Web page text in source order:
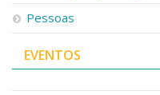
Pessoas
EVENTOS